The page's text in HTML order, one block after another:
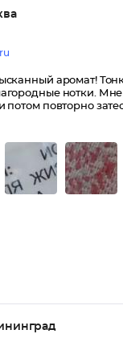
аромат!
нотки.
повторно